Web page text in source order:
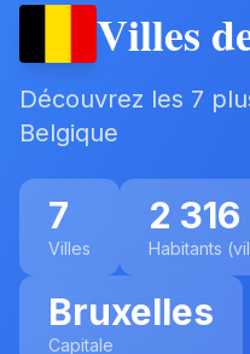
Villes
Découvrez les 7
Belgique
7
Villes
2
Habitants
Bruxelles
Capitale